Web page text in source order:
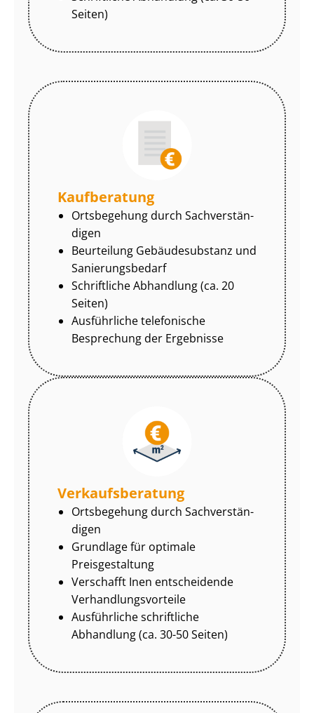
Seiten)
Kaufberatung
Ortsbegehung durch Sach­ver­stän­
di­gen
Beurteilung Gebäudesubstanz und
Sa­nie­rungs­be­darf
Schriftliche Abhandlung (ca. 20
Seiten)
Ausführliche telefonische
Besprechung der Ergebnisse
Ver­kaufs­be­ra­tung
Ortsbegehung durch Sach­ver­stän­
di­gen
Grundlage für optimale
Preisgestaltung
Verschafft Inen entscheidende
Ver­hand­lungs­vor­tei­le
Ausführliche schriftliche
Abhandlung (ca. 30-50 Seiten)